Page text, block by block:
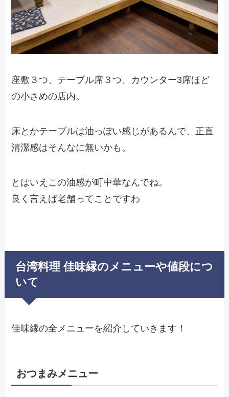
座敷３つ、テーブル席３つ、カウンター3席ほど
の小さめの店内。
床とかテーブルは油っぽい感じがあるんで、正直
清潔感はそんなに無いかも。
とはいえこの油感が町中華なんでね。
良く言えば老舗ってことですわ
台湾料理 佳味縁のメニューや値段につ
いて
佳味縁の全メニューを紹介していきます！
おつまみメニュー